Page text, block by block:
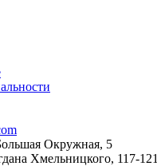
Окружная, 5
Хмельницкого, 117-121